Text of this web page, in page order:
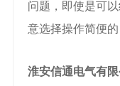
问题，即使是可
意选择操作简便
淮安信通电气有